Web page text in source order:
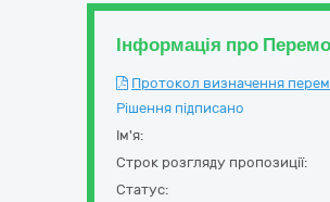
Інформація про
Протокол визначення
Рішення підписано
Ім'я:
Строк розгляду пропозиції:
Статус: